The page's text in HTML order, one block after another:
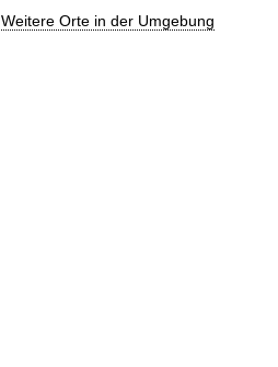
Weitere Orte in der Umgebung